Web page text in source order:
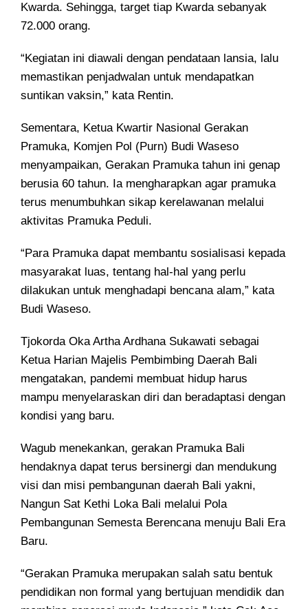
Kwarda. Sehingga, target tiap Kwarda sebanyak
72.000 orang.
“Kegiatan ini diawali dengan pendataan lansia, lalu
memastikan penjadwalan untuk mendapatkan
suntikan vaksin,” kata Rentin.
Sementara, Ketua Kwartir Nasional Gerakan
Pramuka, Komjen Pol (Purn) Budi Waseso
menyampaikan, Gerakan Pramuka tahun ini genap
berusia 60 tahun. Ia mengharapkan agar pramuka
terus menumbuhkan sikap kerelawanan melalui
aktivitas Pramuka Peduli.
“Para Pramuka dapat membantu sosialisasi kepada
masyarakat luas, tentang hal-hal yang perlu
dilakukan untuk menghadapi bencana alam,” kata
Budi Waseso.
Tjokorda Oka Artha Ardhana Sukawati sebagai
Ketua Harian Majelis Pembimbing Daerah Bali
mengatakan, pandemi membuat hidup harus
mampu menyelaraskan diri dan beradaptasi dengan
kondisi yang baru.
Wagub menekankan, gerakan Pramuka Bali
hendaknya dapat terus bersinergi dan mendukung
visi dan misi pembangunan daerah Bali yakni,
Nangun Sat Kethi Loka Bali melalui Pola
Pembangunan Semesta Berencana menuju Bali Era
Baru.
“Gerakan Pramuka merupakan salah satu bentuk
pendidikan non formal yang bertujuan mendidik dan